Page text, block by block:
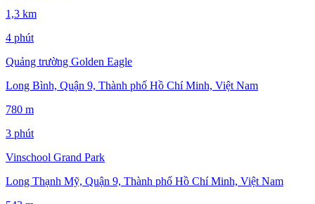
1,3 km
4 phút
Quảng trường Golden Eagle
Long Bình, Quận 9, Thành phố Hồ Chí Minh, Việt Nam
780 m
3 phút
Vinschool Grand Park
Long Thạnh Mỹ, Quận 9, Thành phố Hồ Chí Minh, Việt Nam